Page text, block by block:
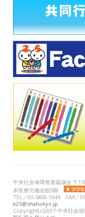
中央社会保障推進協議会 〒
本医療労働会館5階
TEL／03-5808-5344 FAX／
k25@shahokyo.jp
Copyright(c)2007-中央社会